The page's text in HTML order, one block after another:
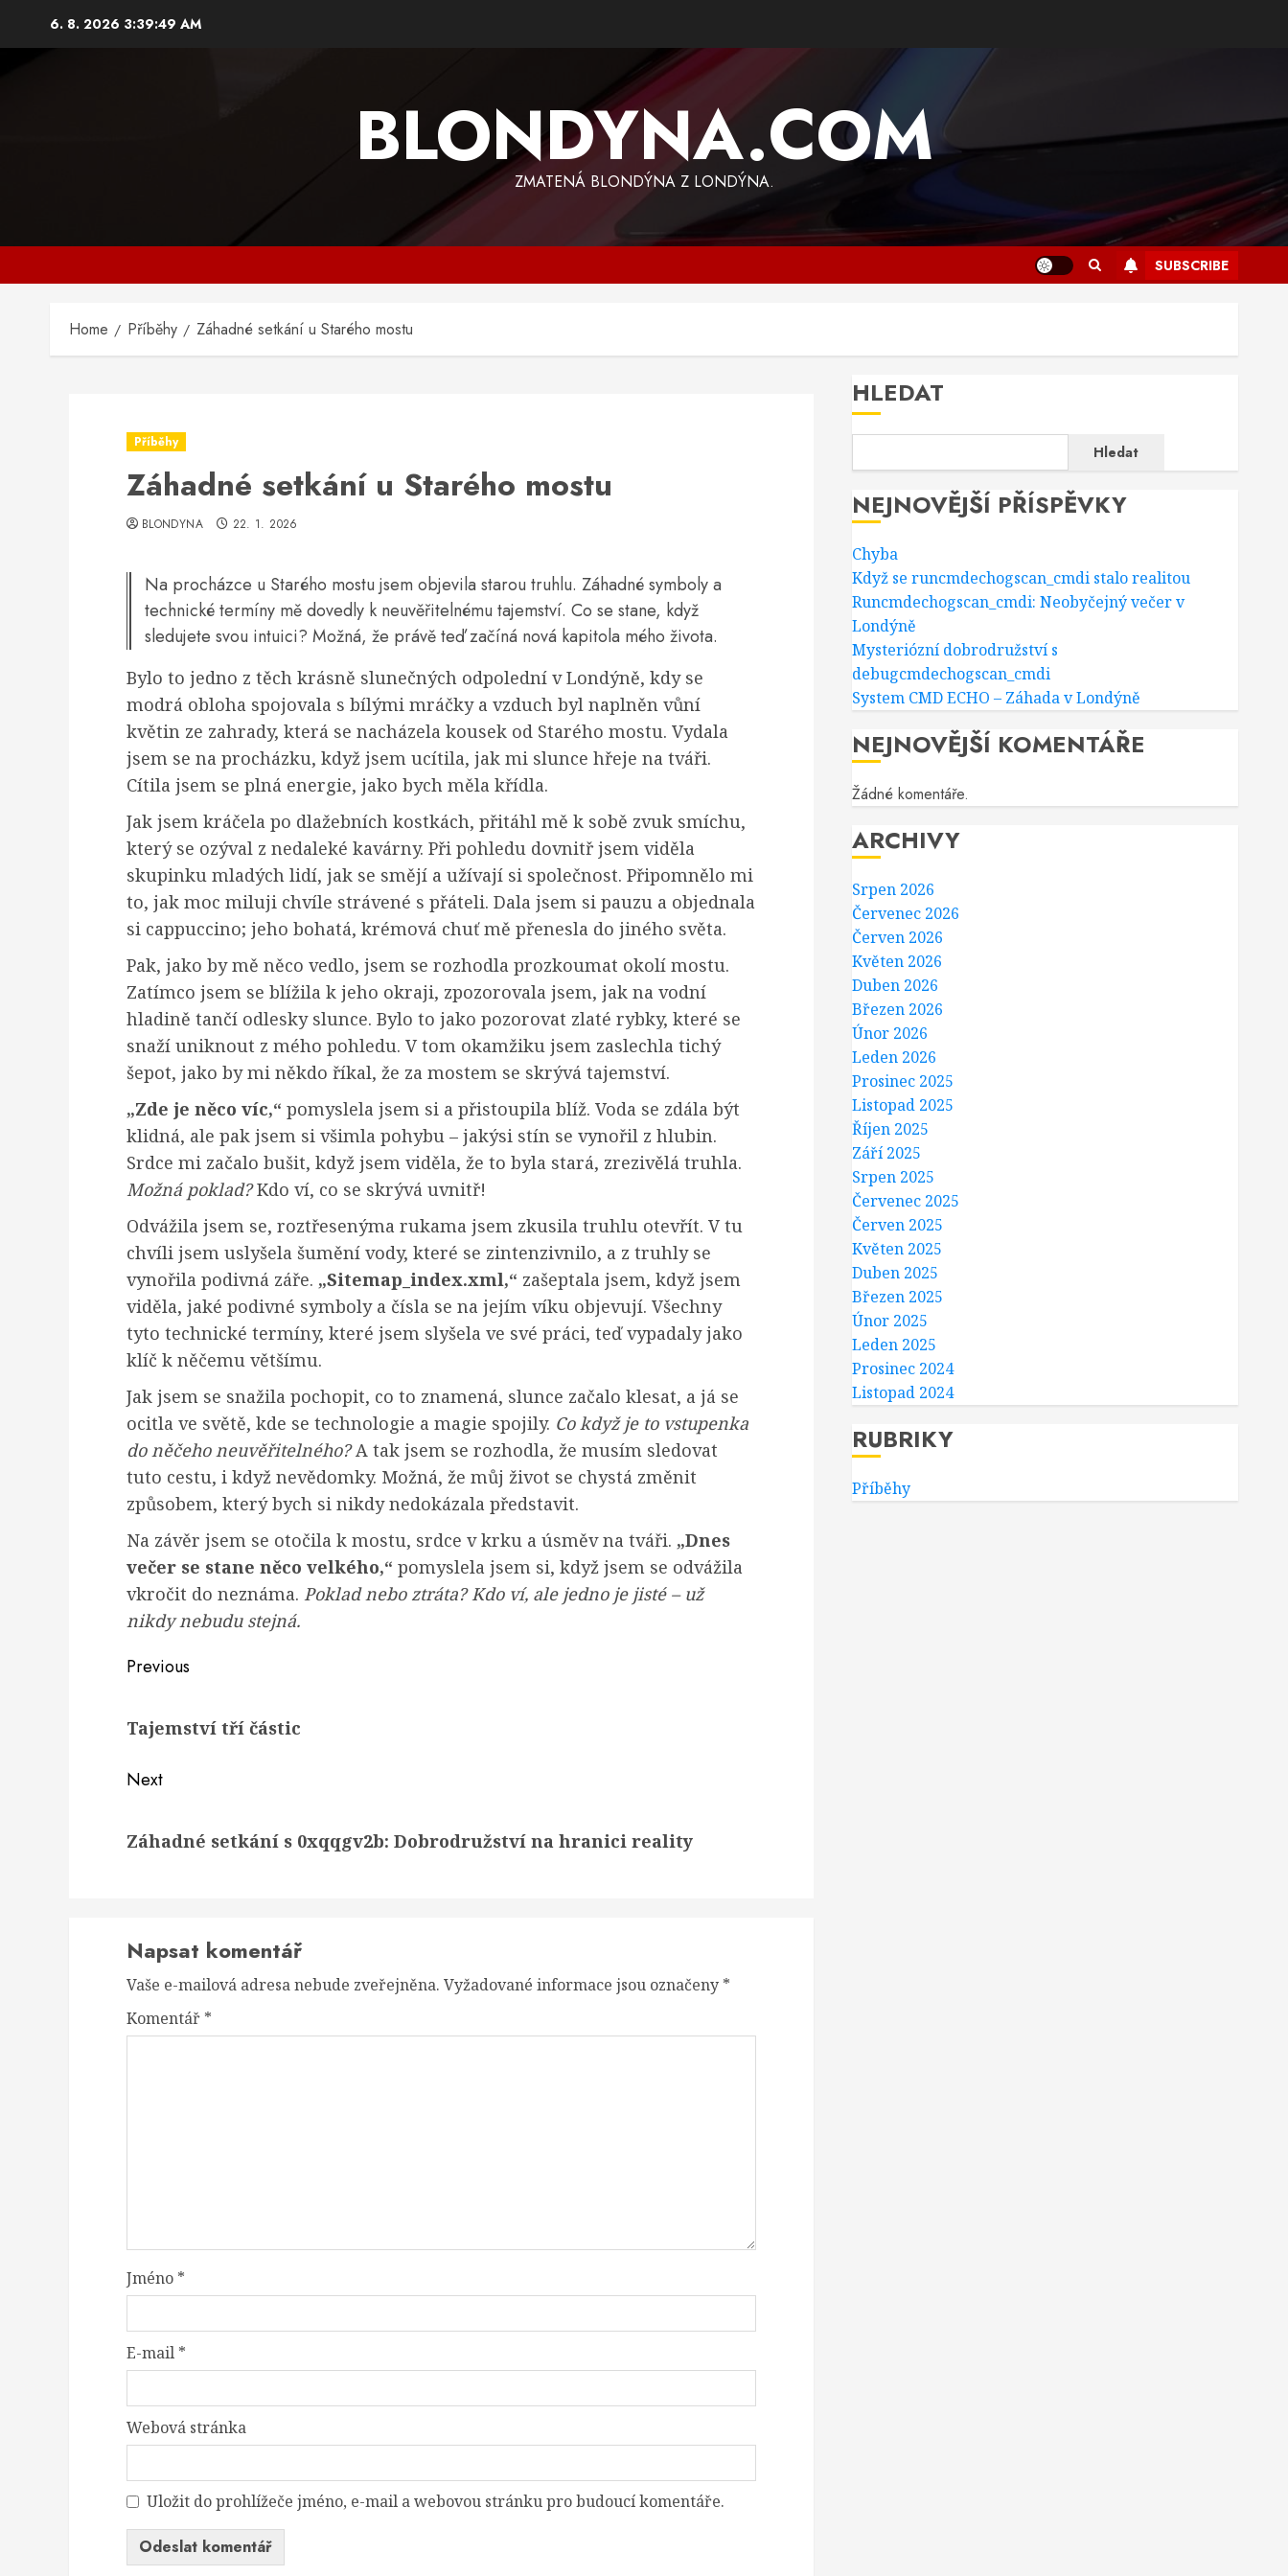
6. 8. 2026 3:39:49 AM
BLONDYNA.COM
ZMATENÁ BLONDÝNA Z LONDÝNA.
SUBSCRIBE
Home Příběhy Záhadné setkání u Starého mostu
Příběhy
Záhadné setkání u Starého mostu
BLONDYNA 22. 1. 2026
Na procházce u Starého mostu jsem objevila starou truhlu. Záhadné symboly a
technické termíny mě dovedly k neuvěřitelnému tajemství. Co se stane, když
sledujete svou intuici? Možná, že právě teď začíná nová kapitola mého života.
Bylo to jedno z těch krásně slunečných odpolední v Londýně, kdy se
modrá obloha spojovala s bílými mráčky a vzduch byl naplněn vůní
květin ze zahrady, která se nacházela kousek od Starého mostu. Vydala
jsem se na procházku, když jsem ucítila, jak mi slunce hřeje na tváři.
Cítila jsem se plná energie, jako bych měla křídla.
Jak jsem kráčela po dlažebních kostkách, přitáhl mě k sobě zvuk smíchu,
který se ozýval z nedaleké kavárny. Při pohledu dovnitř jsem viděla
skupinku mladých lidí, jak se smějí a užívají si společnost. Připomnělo mi
to, jak moc miluji chvíle strávené s přáteli. Dala jsem si pauzu a objednala
si cappuccino; jeho bohatá, krémová chuť mě přenesla do jiného světa.
Pak, jako by mě něco vedlo, jsem se rozhodla prozkoumat okolí mostu.
Zatímco jsem se blížila k jeho okraji, zpozorovala jsem, jak na vodní
hladině tančí odlesky slunce. Bylo to jako pozorovat zlaté rybky, které se
snaží uniknout z mého pohledu. V tom okamžiku jsem zaslechla tichý
šepot, jako by mi někdo říkal, že za mostem se skrývá tajemství.
„Zde je něco víc,“ pomyslela jsem si a přistoupila blíž. Voda se zdála být
klidná, ale pak jsem si všimla pohybu – jakýsi stín se vynořil z hlubin.
Srdce mi začalo bušit, když jsem viděla, že to byla stará, zrezivělá truhla.
Možná poklad?Kdo ví, co se skrývá uvnitř!
Odvážila jsem se, roztřesenýma rukama jsem zkusila truhlu otevřít. V tu
chvíli jsem uslyšela šumění vody, které se zintenzivnilo, a z truhly se
vynořila podivná záře. „Sitemap_index.xml,“ zašeptala jsem, když jsem
viděla, jaké podivné symboly a čísla se na jejím víku objevují. Všechny
tyto technické termíny, které jsem slyšela ve své práci, teď vypadaly jako
klíč k něčemu většímu.
Jak jsem se snažila pochopit, co to znamená, slunce začalo klesat, a já se
ocitla ve světě, kde se technologie a magie spojily. Co když je to vstupenka
do něčeho neuvěřitelného?A tak jsem se rozhodla, že musím sledovat
tuto cestu, i když nevědomky. Možná, že můj život se chystá změnit
způsobem, který bych si nikdy nedokázala představit.
Na závěr jsem se otočila k mostu, srdce v krku a úsměv na tváři. „Dnes
večer se stane něco velkého,“ pomyslela jsem si, když jsem se odvážila
vkročit do neznáma. Poklad nebo ztráta? Kdo ví, ale jedno je jisté – už
nikdy nebudu stejná.
Post
Previous
post:
Tajemství tří částic
Next
post:
Záhadné setkání s 0xqqgv2b: Dobrodružství na hranici reality
Napsat komentář
Vaše e-mailová adresa nebude zveřejněna. Vyžadované informace jsou označeny *
Komentář *
Jméno *
E-mail *
Webová stránka
Uložit do prohlížeče jméno, e-mail a webovou stránku pro budoucí komentáře.
HLEDAT
Hledat
NEJNOVĚJŠÍ PŘÍSPĚVKY
Chyba
Když se runcmdechogscan_cmdi stalo realitou
Runcmdechogscan_cmdi: Neobyčejný večer v
Londýně
Mysteriózní dobrodružství s
debugcmdechogscan_cmdi
System CMD ECHO – Záhada v Londýně
NEJNOVĚJŠÍ KOMENTÁŘE
Žádné komentáře.
ARCHIVY
Srpen 2026
Červenec 2026
Červen 2026
Květen 2026
Duben 2026
Březen 2026
Únor 2026
Leden 2026
Prosinec 2025
Listopad 2025
Říjen 2025
Září 2025
Srpen 2025
Červenec 2025
Červen 2025
Květen 2025
Duben 2025
Březen 2025
Únor 2025
Leden 2025
Prosinec 2024
Listopad 2024
RUBRIKY
Příběhy